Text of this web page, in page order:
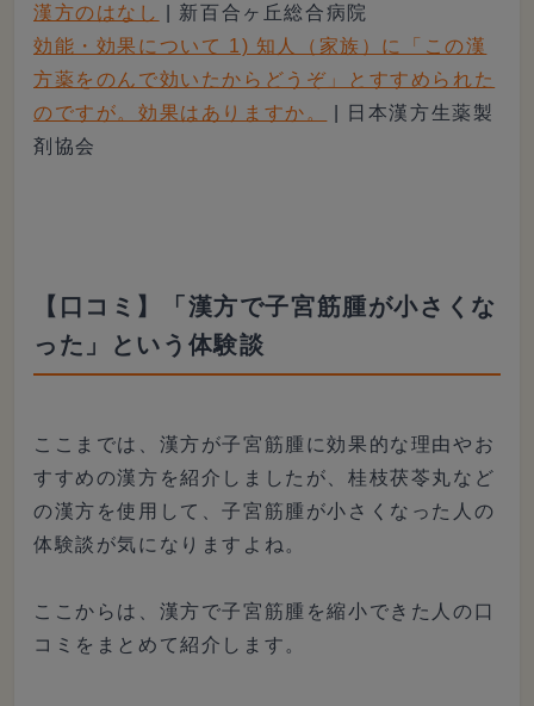
漢方のはなし
| 新百合ヶ丘総合病院
効能・効果について 1) 知人（家族）に「この漢
方薬をのんで効いたからどうぞ」とすすめられた
のですが。効果はありますか。
| 日本漢方生薬製
剤協会
【口コミ】「漢方で子宮筋腫が小さくな
った」という体験談
ここまでは、漢方が子宮筋腫に効果的な理由やお
すすめの漢方を紹介しましたが、桂枝茯苓丸など
の漢方を使用して、子宮筋腫が小さくなった人の
体験談が気になりますよね。
ここからは、漢方で子宮筋腫を縮小できた人の口
コミをまとめて紹介します。